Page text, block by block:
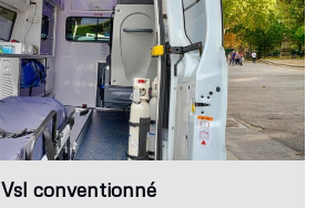
Vsl conventionné